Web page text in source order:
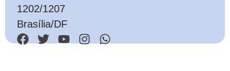
1202/1207
Brasília/DF